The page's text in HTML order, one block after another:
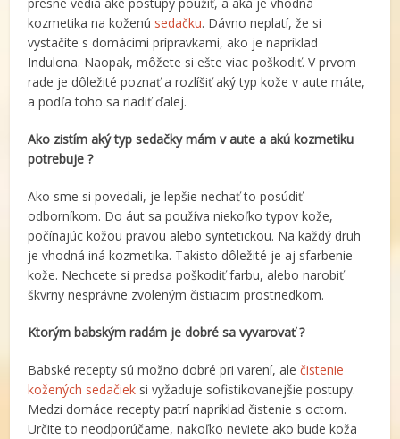
kozmetika na koženú sedačku. Dávno neplatí, že si
vystačíte s domácimi prípravkami, ako je napríklad
Indulona. Naopak, môžete si ešte viac poškodiť. V prvom
rade je dôležité poznať a rozlíšiť aký typ kože v aute máte,
a podľa toho sa riadiť ďalej.
Ako zistím aký typ sedačky mám v aute a akú kozmetiku
potrebuje ?
Ako sme si povedali, je lepšie nechať to posúdiť
odborníkom. Do áut sa používa niekoľko typov kože,
počínajúc kožou pravou alebo syntetickou. Na každý druh
je vhodná iná kozmetika. Takisto dôležité je aj sfarbenie
kože. Nechcete si predsa poškodiť farbu, alebo narobiť
škvrny nesprávne zvoleným čistiacim prostriedkom.
Ktorým babským radám je dobré sa vyvarovať ?
Babské recepty sú možno dobré pri varení, alečistenie
kožených sedačiek si vyžaduje sofistikovanejšie postupy.
Medzi domáce recepty patrí napríklad čistenie s octom.
Určite to neodporúčame, nakoľko neviete ako bude koža